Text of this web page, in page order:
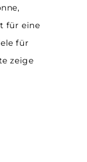
für eine
für
zeige